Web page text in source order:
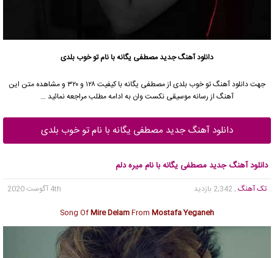
دانلود آهنگ جدیدمصطفی یگانهبا نام تو خوب بلدی
جهت دانلود آهنگ تو خوب بلدی ازمصطفی یگانه
با کیفیت ۱۲۸ و ۳۲۰ و مشاهده متن این
آهنگ از رسانه موسیقی نکست وان به ادامه مطلب مراجعه نمائید …
دانلود آهنگ جدید مصطفی یگانه با نام تو خوب بلدی
دانلود آهنگ جدید مصطفی یگانه با نام میره دلم
تک آهنگ , 2,342 بازدید
4th آگوست 2020
Song OfMire DelamFrom Mostafa Yeganeh